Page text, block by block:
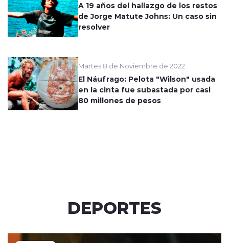
A 19 años del hallazgo de los restos
de Jorge Matute Johns: Un caso sin
resolver
Martes 8 de Noviembre de 2022
El Náufrago: Pelota "Wilson" usada
en la cinta fue subastada por casi
80 millones de pesos
DEPORTES